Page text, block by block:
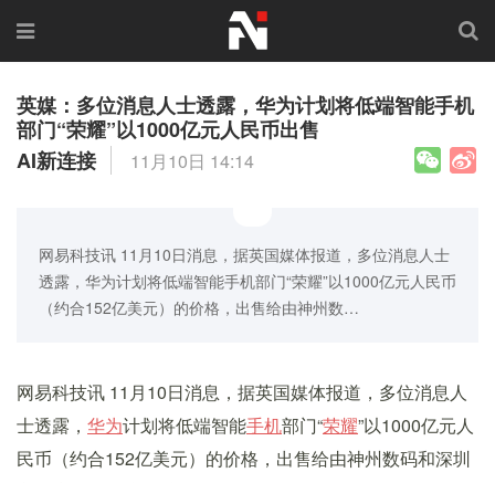
英媒：多位消息人士透露，华为计划将低端智能手机
部门“荣耀”以1000亿元人民币出售
AI新连接
11月10日 14:14
网易科技讯 11月10日消息，据英国媒体报道，多位消息人士
透露，华为计划将低端智能手机部门“荣耀”以1000亿元人民币
（约合152亿美元）的价格，出售给由神州数…
网易科技讯 11月10日消息，据英国媒体报道，多位消息人
士透露， 华为计划将低端智能手机部门“荣耀”以1000亿元人
民币（约合152亿美元）的价格，出售给由神州数码和深圳